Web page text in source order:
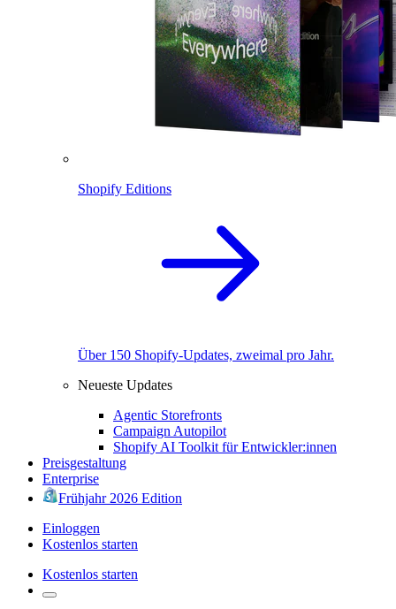
Shopify Editions
Über 150 Shopify-Updates, zweimal pro Jahr.
Neueste Updates
Agentic Storefronts
Campaign Autopilot
Shopify AI Toolkit für Entwickler:innen
Preisgestaltung
Enterprise
Frühjahr 2026 Edition
Einloggen
Kostenlos starten
Kostenlos starten